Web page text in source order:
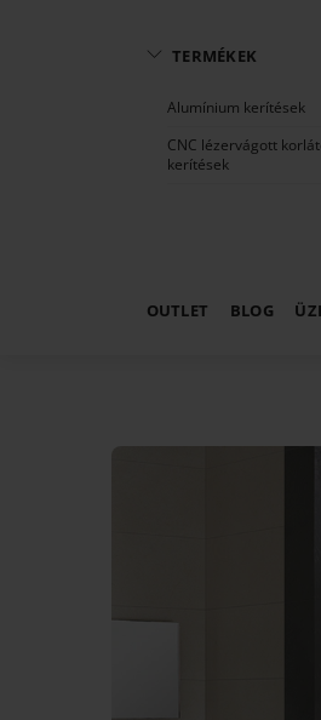
TERMÉKEK
Alumínium kerítések
CNC lézervágott
kerítések
OUTLET BLOG